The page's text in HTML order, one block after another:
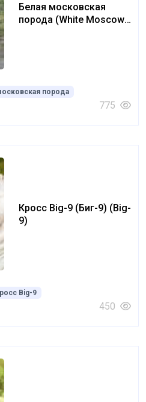
Белая московская
порода (White Moscow
порода
775
Кросс Big-9 (Биг-9) (Big-
9)
Big-9
450